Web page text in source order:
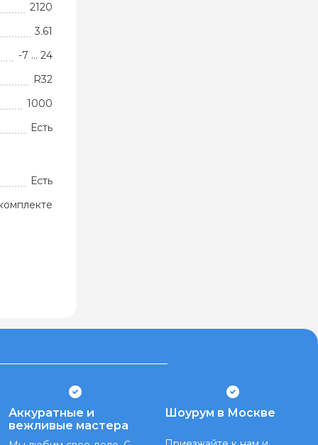
2120
3.61
-7 … 24
R32
1000
Есть
Есть
Аккуратные и
вежливые мастера
Шоурум в Москве